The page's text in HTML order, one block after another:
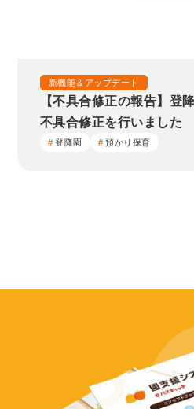
新機能＆アップデート
【不具合修正の報告】登
不具合修正を行いました
登降園 預かり保育